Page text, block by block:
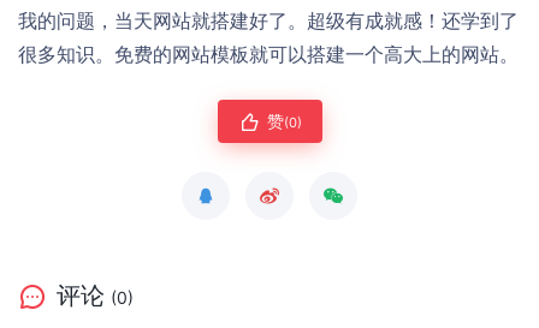
我的问题，当天网站就搭建好了。超级有成就感！还学到了
很多知识。免费的网站模板就可以搭建一个高大上的网站。
赞(0)
评论 (0)